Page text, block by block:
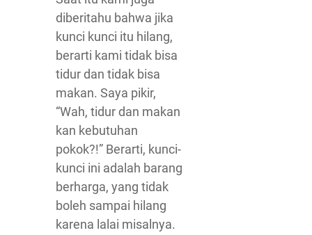
diberitahu bahwa jika
kunci kunci itu hilang,
berarti kami tidak bisa
tidur dan tidak bisa
makan. Saya pikir,
“Wah, tidur dan makan
kan kebutuhan
pokok?!” Berarti, kunci-
kunci ini adalah barang
berharga, yang tidak
boleh sampai hilang
karena lalai misalnya.